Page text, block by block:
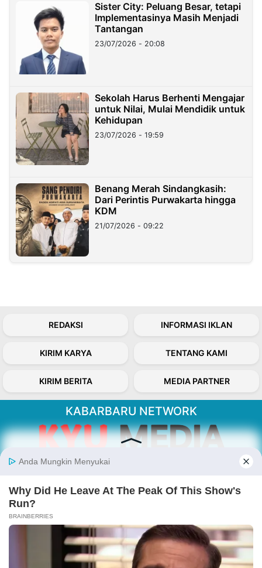
Sister City: Peluang Besar, tetapi
Implementasinya Masih Menjadi
Tantangan
23/07/2026 - 20:08
Sekolah Harus Berhenti Mengajar
untuk Nilai, Mulai Mendidik untuk
Kehidupan
23/07/2026 - 19:59
Benang Merah Sindangkasih:
Dari Perintis Purwakarta hingga
KDM
21/07/2026 - 09:22
REDAKSI INFORMASI IKLAN
KIRIM KARYA TENTANG KAMI
KIRIM BERITA MEDIA PARTNER
KABARBARU NETWORK
Follow Kabarbaru